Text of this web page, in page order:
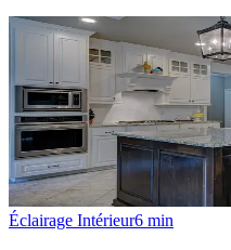
Éclairage Intérieur6 min